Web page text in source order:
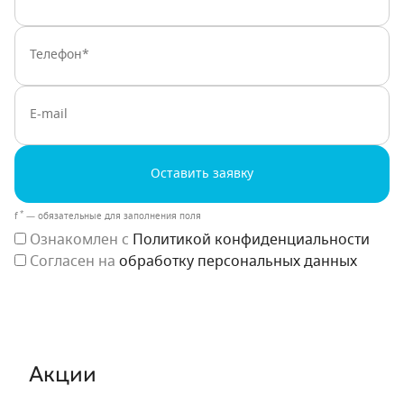
Оставить заявку
f * — обязательные для заполнения поля
Ознакомлен с
Политикой конфиденциальности
Согласен на обработку персональных данных
Акции